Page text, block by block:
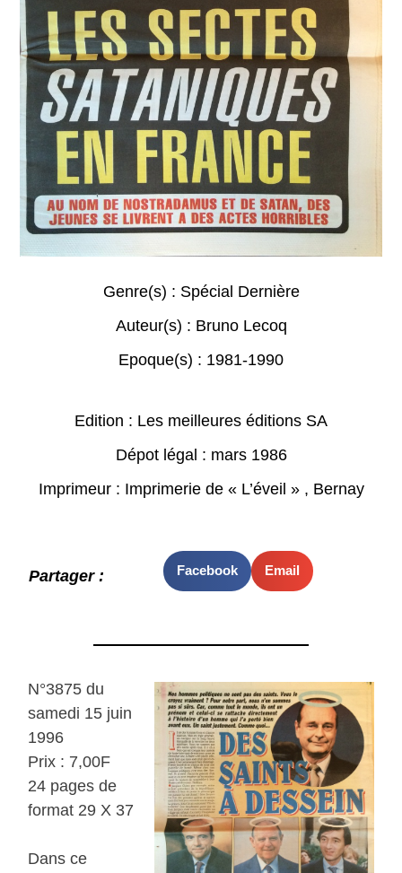
Genre(s) : Spécial Dernière
Auteur(s) : Bruno Lecoq
Epoque(s) : 1981-1990
Edition : Les meilleures éditions SA
Dépot légal : mars 1986
Imprimeur : Imprimerie de « L’éveil » , Bernay
Partager : Facebook Email
N°3875 du
samedi 15 juin
1996
Prix : 7,00F
24 pages de
format 29 X 37
Dans ce